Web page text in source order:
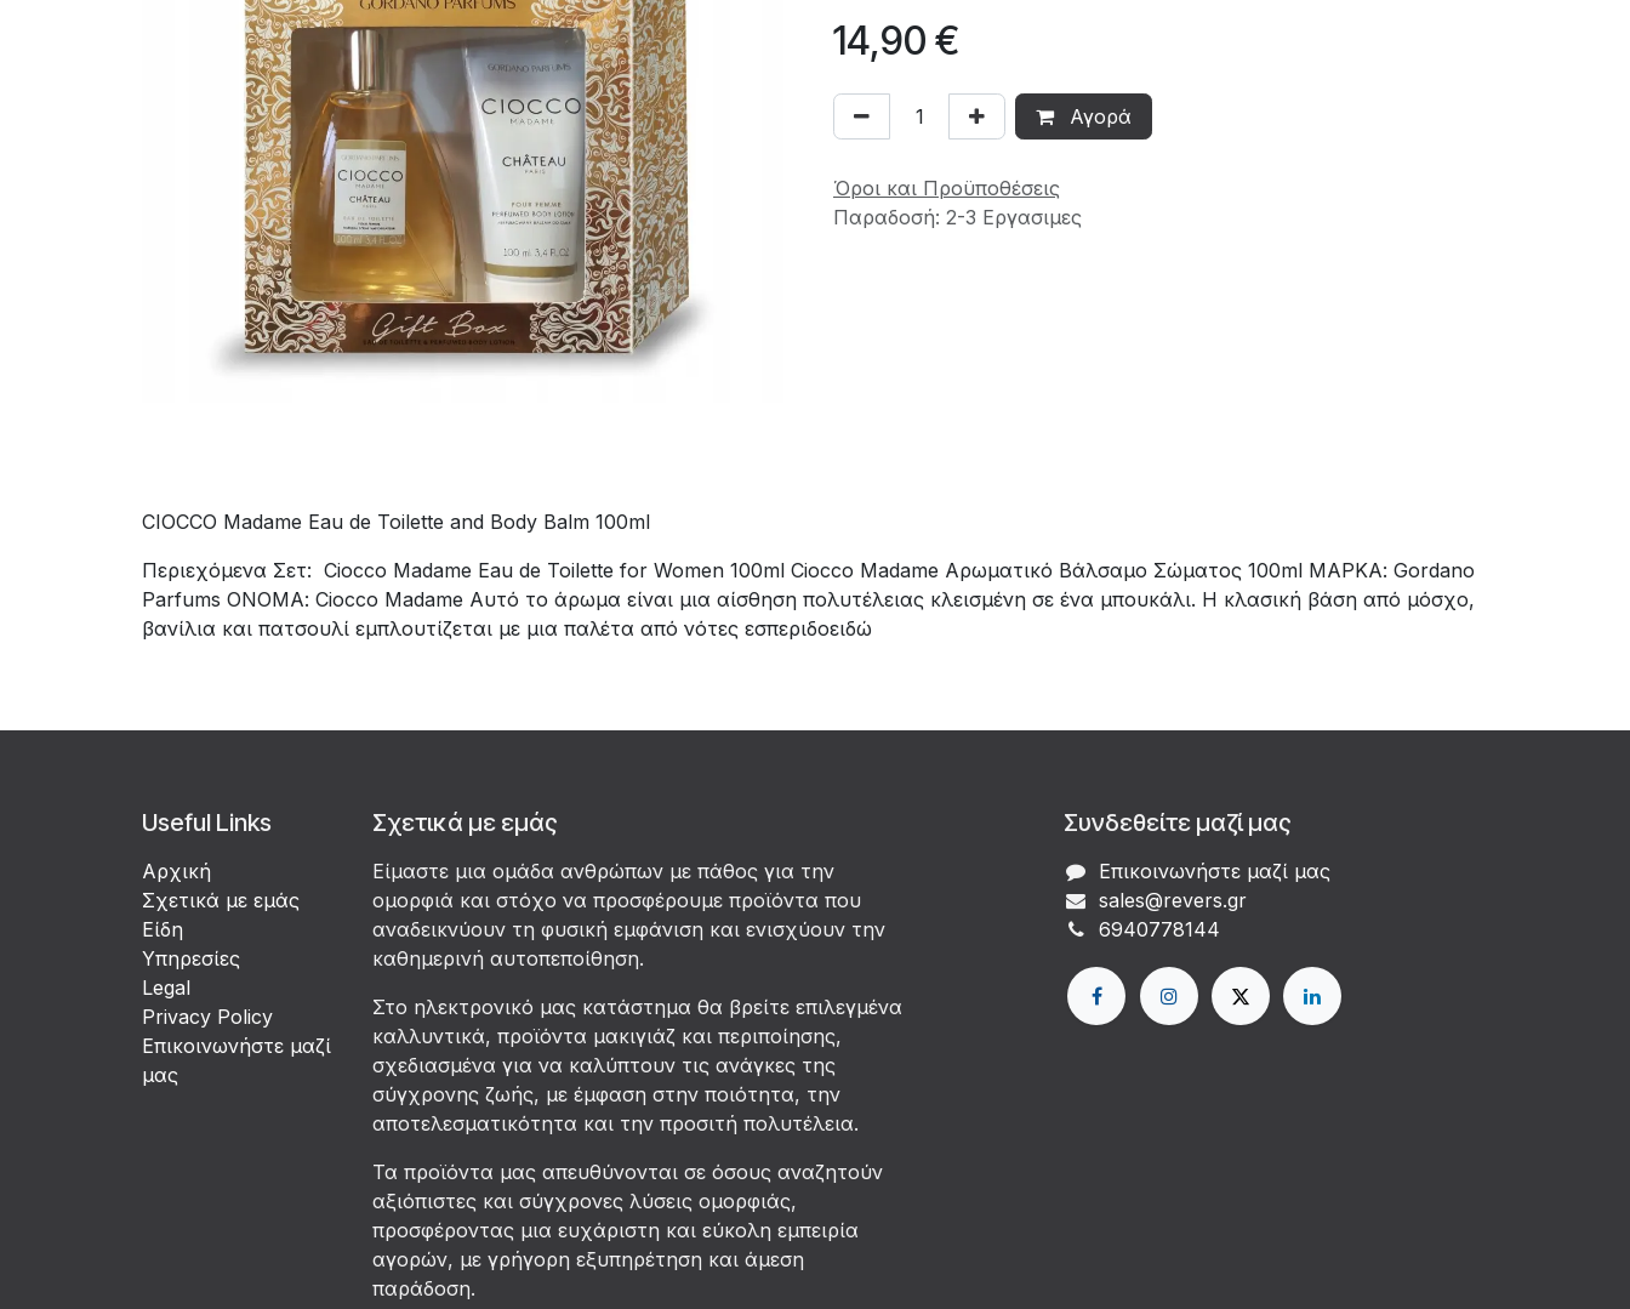
14,90 €
Αγορά
Όροι και Προϋποθέσεις
Παραδοσή: 2-3 Εργασιμες
CIOCCO Madame Eau de Toilette and Body Balm 100ml
Περιεχόμενα Σετ: Ciocco Madame Eau de Toilette for Women 100ml Ciocco Madame Αρωματικό Βάλσαμο Σώματος 100ml ΜΑΡΚΑ: Gordano
Parfums ΟΝΟΜΑ: Ciocco Madame Αυτό το άρωμα είναι μια αίσθηση πολυτέλειας κλεισμένη σε ένα μπουκάλι. Η κλασική βάση από μόσχο,
βανίλια και πατσουλί εμπλουτίζεται με μια παλέτα από νότες εσπεριδοειδώ
Useful Links
Αρχική
Σχετικά με εμάς
Είδη
Υπηρεσίες
Legal
Privacy Policy
Επικοινωνήστε μαζί
μας
Σχετικά με εμάς
Είμαστε μια ομάδα ανθρώπων με πάθος για την
ομορφιά και στόχο να προσφέρουμε προϊόντα που
αναδεικνύουν τη φυσική εμφάνιση και ενισχύουν την
καθημερινή αυτοπεποίθηση.
Στο ηλεκτρονικό μας κατάστημα θα βρείτε επιλεγμένα
καλλυντικά, προϊόντα μακιγιάζ και περιποίησης,
σχεδιασμένα για να καλύπτουν τις ανάγκες της
σύγχρονης ζωής, με έμφαση στην ποιότητα, την
αποτελεσματικότητα και την προσιτή πολυτέλεια.
Τα προϊόντα μας απευθύνονται σε όσους αναζητούν
αξιόπιστες και σύγχρονες λύσεις ομορφιάς,
προσφέροντας μια ευχάριστη και εύκολη εμπειρία
αγορών, με γρήγορη εξυπηρέτηση και άμεση
παράδοση.
Συνδεθείτε μαζί μας
Επικοινωνήστε μαζί μας
sales@revers.gr
6940778144